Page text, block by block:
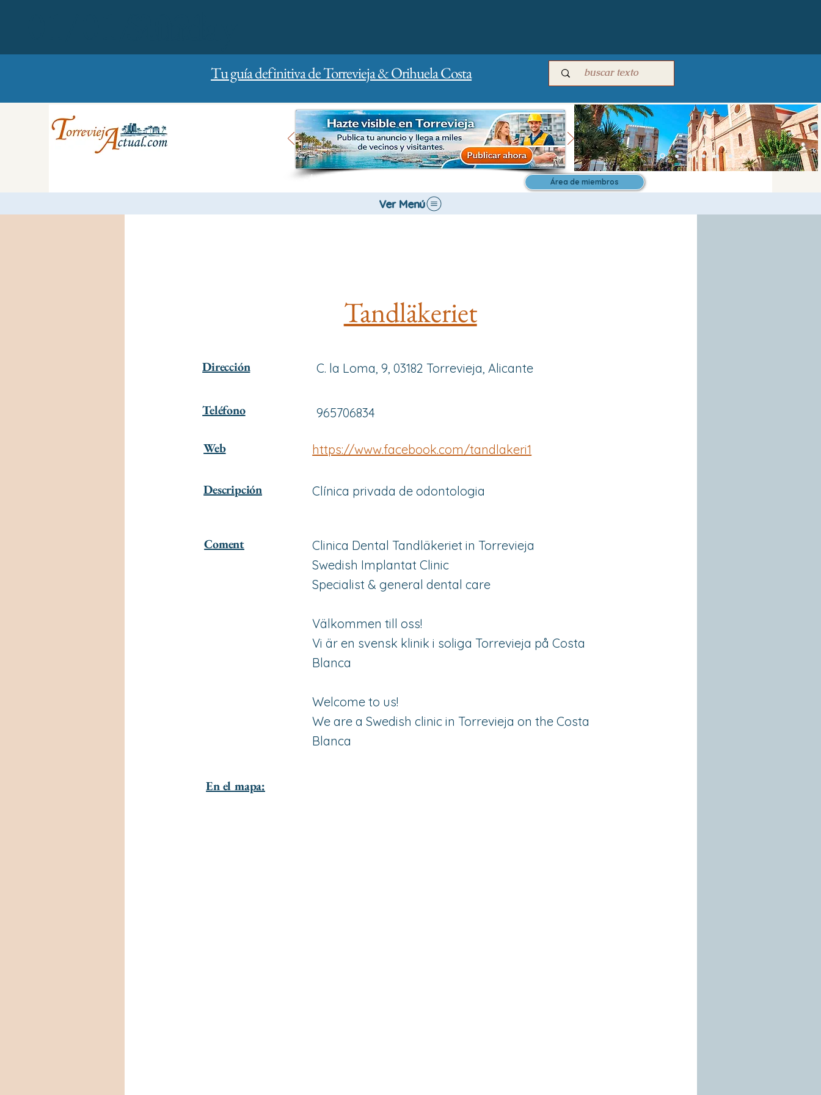
Tu guía definitiva de Torrevieja & Orihuela Costa
Área de miembros
Ver Menú
Tandläkeriet
Dirección
Teléfono
Web
Descripción
Coment
C. la Loma, 9, 03182 Torrevieja, Alicante
965706834
https://www.facebook.com/tandlakeri1
Clínica privada de odontologia
Clinica Dental Tandläkeriet in Torrevieja
Swedish Implantat Clinic
Specialist & general dental care
Välkommen till oss!
Vi är en svensk klinik i soliga Torrevieja på Costa
Blanca
Welcome to us!
We are a Swedish clinic in Torrevieja on the Costa
Blanca
En el mapa: